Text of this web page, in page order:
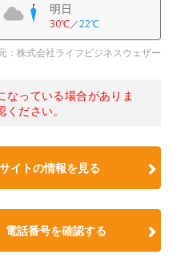
明日
30℃／22℃
：株式会社ライフビジネスウェザー
っている場合がありま
ださい。
イトの情報を見る
電話番号を確認する